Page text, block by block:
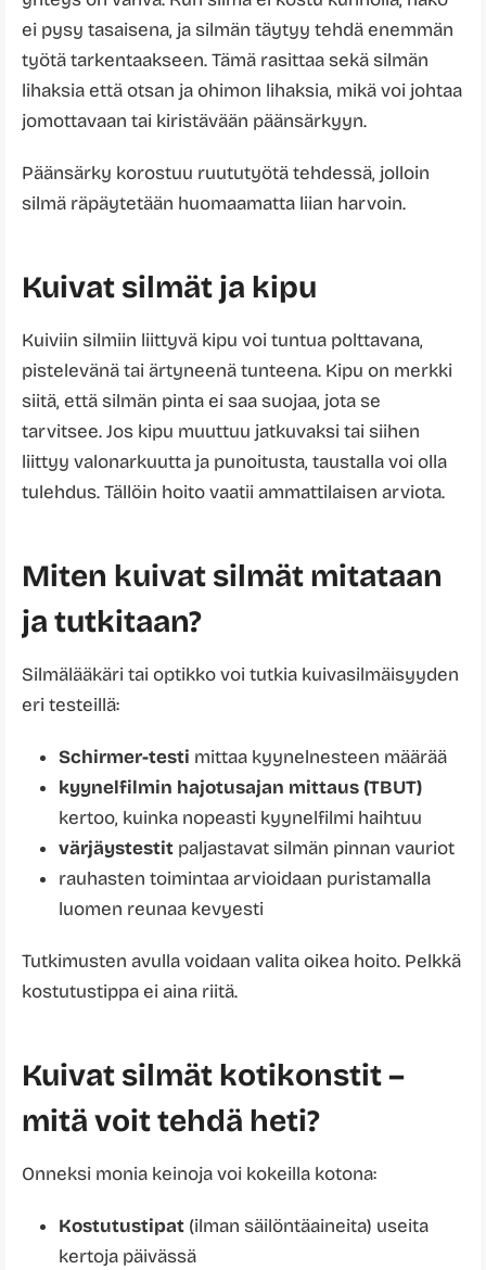
ei pysy tasaisena, ja silmän täytyy tehdä enemmän
työtä tarkentaakseen. Tämä rasittaa sekä silmän
lihaksia että otsan ja ohimon lihaksia, mikä voi johtaa
jomottavaan tai kiristävään päänsärkyyn.
Päänsärky korostuu ruututyötä tehdessä, jolloin
silmä räpäytetään huomaamatta liian harvoin.
Kuivat silmät ja kipu
Kuiviin silmiin liittyvä kipu voi tuntua polttavana,
pistelevänä tai ärtyneenä tunteena. Kipu on merkki
siitä, että silmän pinta ei saa suojaa, jota se
tarvitsee. Jos kipu muuttuu jatkuvaksi tai siihen
liittyy valonarkuutta ja punoitusta, taustalla voi olla
tulehdus. Tällöin hoito vaatii ammattilaisen arviota.
Miten kuivat silmät mitataan
ja tutkitaan?
Silmälääkäri tai optikko voi tutkia kuivasilmäisyyden
eri testeillä:
Schirmer-testi mittaa kyynelnesteen määrää
kyynelfilmin hajotusajan mittaus (TBUT)
kertoo, kuinka nopeasti kyynelfilmi haihtuu
värjäystestit paljastavat silmän pinnan vauriot
rauhasten toimintaa arvioidaan puristamalla
luomen reunaa kevyesti
Tutkimusten avulla voidaan valita oikea hoito. Pelkkä
kostutustippa ei aina riitä.
Kuivat silmät kotikonstit –
mitä voit tehdä heti?
Onneksi monia keinoja voi kokeilla kotona:
Kostutustipat (ilman säilöntäaineita) useita
kertoja päivässä